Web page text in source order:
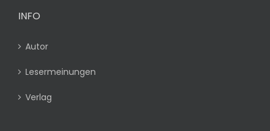
INFO
Autor
Lesermeinungen
Verlag